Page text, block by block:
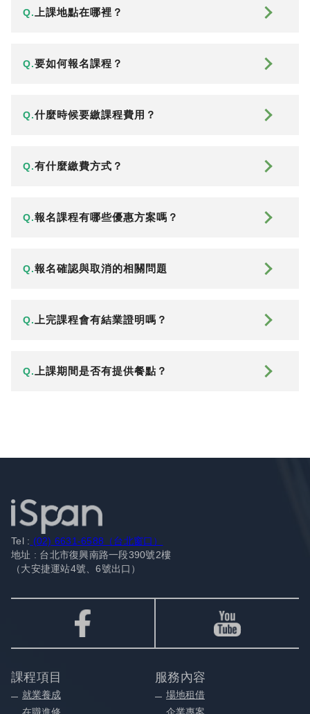
Q. 上課地點在哪裡？
Q.要如何報名課程？
Q.什麼時候要繳課程費用？
Q.有什麼繳費方式？
Q.報名課程有哪些優惠方案嗎？
Q.報名確認與取消的相關問題
Q. 上完課程會有結業證明嗎？
Q. 上課期間是否有提供餐點？
Tel : (02) 6631-6588（台北窗口）
地址 : 台北市復興南路一段390號2樓
（大安捷運站4號、6號出口）
課程項目
就業養成
服務內容
場地租借